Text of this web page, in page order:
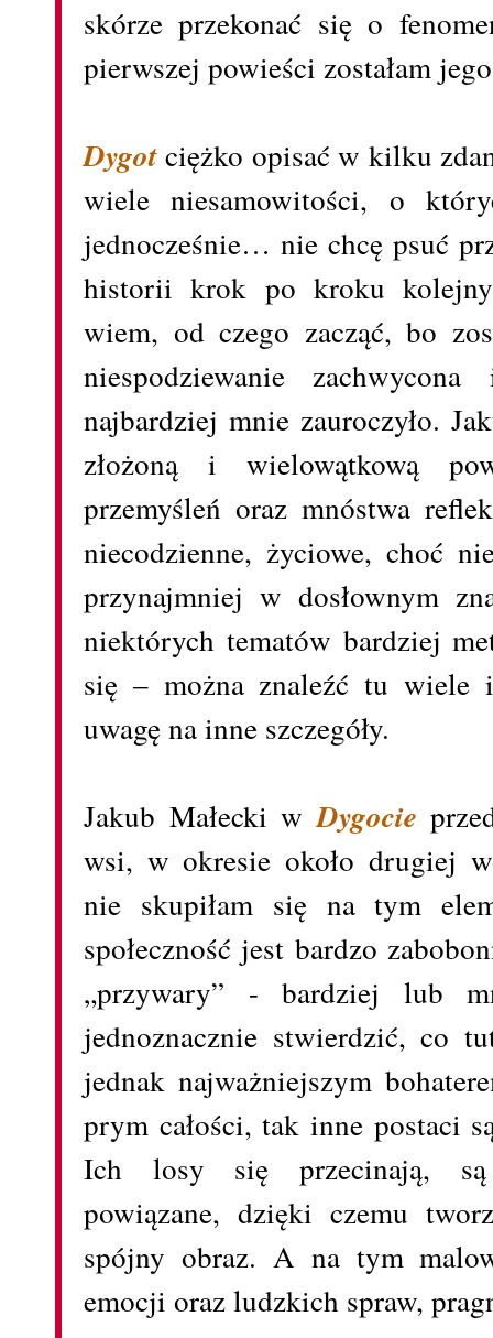
skórze przekonać się o
pierwszej powieści zostałam
Dygotciężko opisać w kilku
wiele niesamowitości, o
jednocześnie… nie chcę psuć
historii krok po kroku
wiem, od czego zacząć, bo
niespodziewanie
najbardziej mnie zauroczyło.
złożoną i wielowątkową
przemyśleń oraz mnóstwa
niecodzienne, życiowe, choć
przynajmniej w dosłownym
niektórych tematów bardziej
się – można znaleźć tu
uwagę na inne szczegóły.
Jakub Małecki wDygocie
wsi, w okresie około drugiej
nie skupiłam się na tym
społeczność jest bardzo
„przywary” - bardziej lub
jednoznacznie stwierdzić, co
jednak najważniejszym
prym całości, tak inne postaci
Ich losy się przecinają, są
powiązane, dzięki czemu
spójny obraz. A na tym
emocji oraz ludzkich spraw,